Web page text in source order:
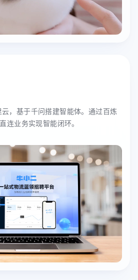
，基于千问搭建智能体。通过百炼
连业务实现智能闭环。